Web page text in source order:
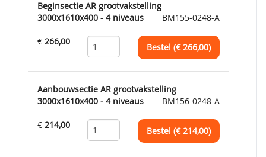
Beginsectie AR grootvakstelling
3000x1610x400 - 4 niveaus
BM155-0248-A
€ 266,00
Bestel (€266,00)
Aanbouwsectie AR grootvakstelling
3000x1610x400 - 4 niveaus
BM156-0248-A
€ 214,00
Bestel (€214,00)